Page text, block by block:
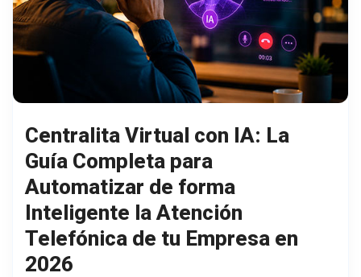
Centralita Virtual con IA: La
Guía Completa para
Automatizar de forma
Inteligente la Atención
Telefónica de tu Empresa en
2026